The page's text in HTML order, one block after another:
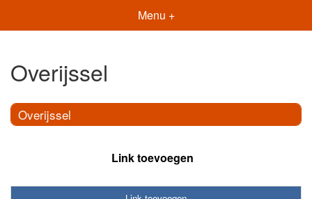
Menu +
Overijssel
Overijssel
Link toevoegen